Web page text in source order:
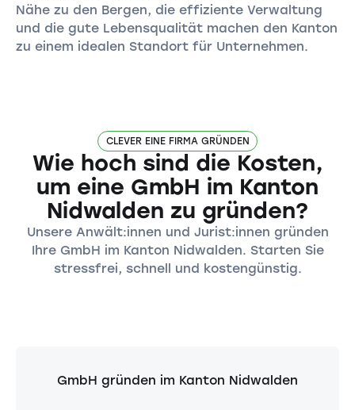
Nähe zu den Bergen, die effiziente Verwaltung
und die gute Lebensqualität machen den Kanton
zu einem idealen Standort für Unternehmen.
CLEVER EINE FIRMA GRÜNDEN
Wie hoch sind die Kosten,
um eine GmbH im Kanton
Nidwalden zu gründen?
Unsere Anwält:innen und Jurist:innen gründen
Ihre GmbH im Kanton Nidwalden. Starten Sie
stressfrei, schnell und kostengünstig.
GmbH gründen im Kanton Nidwalden